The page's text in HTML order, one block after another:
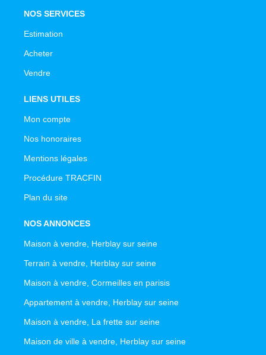
NOS SERVICES
Estimation
Acheter
Vendre
LIENS UTILES
Mon compte
Nos honoraires
Mentions légales
Procédure TRACFIN
Plan du site
NOS ANNONCES
Maison à vendre, Herblay sur seine
Terrain à vendre, Herblay sur seine
Maison à vendre, Cormeilles en parisis
Appartement à vendre, Herblay sur seine
Maison à vendre, La frette sur seine
Maison de ville à vendre, Herblay sur seine